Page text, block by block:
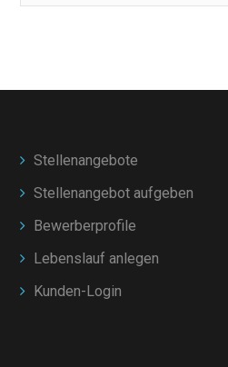
Stellenangebote
Stellenangebot aufgeben
Bewerberprofile
Lebenslauf anlegen
Kunden-Login